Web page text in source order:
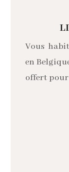
Vous
en
offert